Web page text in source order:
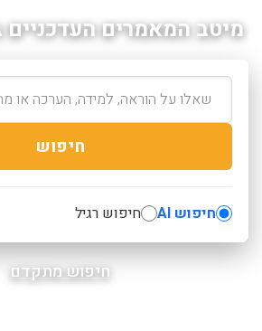
מיטב המאמרים העדכניים
חיפוש
חיפוש AI חיפוש רגיל
חיפוש מתקדם